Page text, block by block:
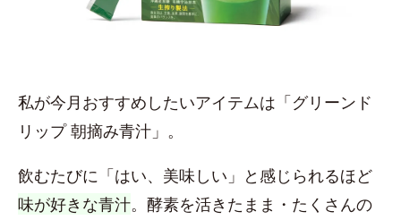
私が今月おすすめしたいアイテムは「グリーンド
リップ 朝摘み青汁」。
飲むたびに「はい、美味しい」と感じられるほど
味が好きな青汁。酵素を活きたまま・たくさんの